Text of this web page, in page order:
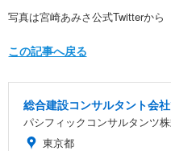
写真は宮崎あみさ公式Twitterから
この記事へ戻る
総合建設コンサルタント会
パシフィックコンサルタンツ
東京都